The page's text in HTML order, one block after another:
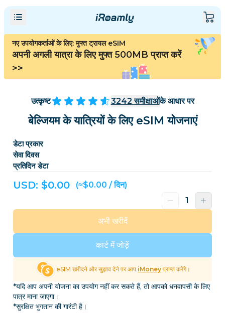
नए उपयोगकर्ताओं के लिए: मुफ्त ट्रायल eSIM
अपनी अगली यात्रा के लिए मुफ्त 500MB प्राप्त करें
>>
उत्कृष्ट 3242 समीक्षाओंके आधार पर
बेल्जियम के यात्रियों के लिए eSIM योजनाएं
डेटा प्रकार
सेवा दिवस
प्रतिदिन डेटा
USD: $0.00 (≈$0.00 / दिन)
कार्ट में जोड़ें
अभी खरीदें
eSIM खरीदने और सुझाव देने पर आप iMoney प्राप्त करेंगे।
*यदि आप अपनी योजना का उपयोग नहीं कर सकते हैं, तो आपको धनवापसी के लिए
पात्र माना जाएगा।
*सुरक्षित भुगतान की गारंटी है।